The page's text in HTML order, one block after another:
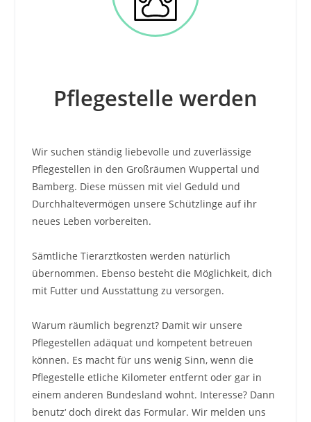
Pflegestelle werden
Wir suchen ständig liebevolle und zuverlässige
Pflegestellen in den Großräumen Wuppertal und
Bamberg. Diese müssen mit viel Geduld und
Durchhaltevermögen unsere Schützlinge auf ihr
neues Leben vorbereiten.
Sämtliche Tierarztkosten werden natürlich
übernommen. Ebenso besteht die Möglichkeit, dich
mit Futter und Ausstattung zu versorgen.
Warum räumlich begrenzt? Damit wir unsere
Pflegestellen adäquat und kompetent betreuen
können. Es macht für uns wenig Sinn, wenn die
Pflegestelle etliche Kilometer entfernt oder gar in
einem anderen Bundesland wohnt. Interesse? Dann
benutz‘ doch direkt das Formular. Wir melden uns